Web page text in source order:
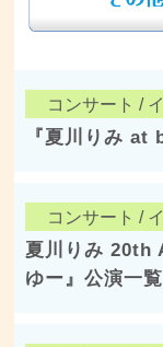
コンサート /
『夏川りみ
コンサート /
夏川りみ 20th
ゆー』公演一覧